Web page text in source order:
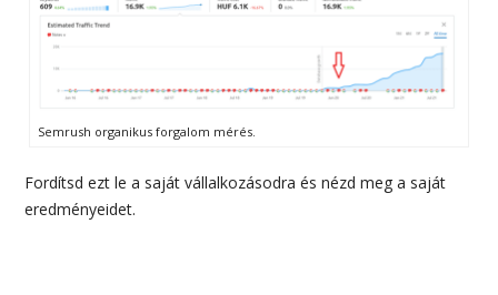
Semrush organikus forgalom mérés.
Fordítsd ezt le a saját vállalkozásodra és nézd meg a saját
eredményeidet.